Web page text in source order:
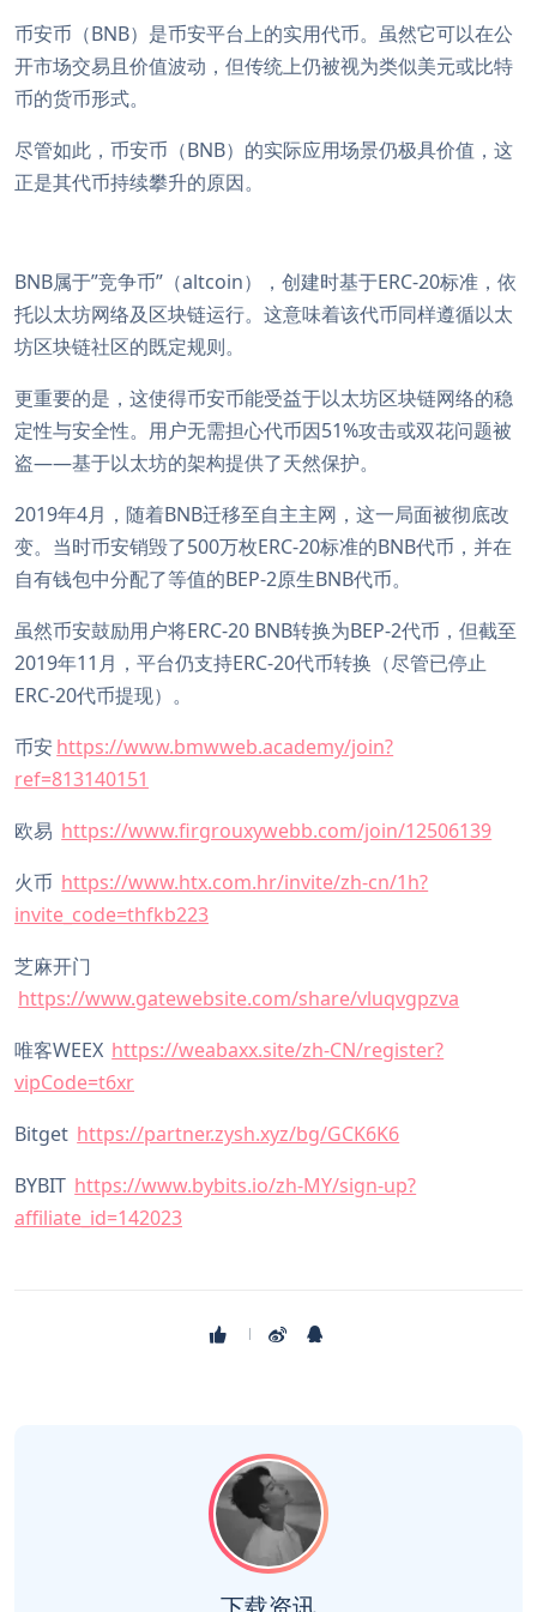
币安币（BNB）是币安平台上的实用代币。虽然它可以在公
开市场交易且价值波动，但传统上仍被视为类似美元或比特
币的货币形式。
尽管如此，币安币（BNB）的实际应用场景仍极具价值，这
正是其代币持续攀升的原因。
BNB属于”竞争币”（altcoin），创建时基于ERC-20标准，依
托以太坊网络及区块链运行。这意味着该代币同样遵循以太
坊区块链社区的既定规则。
更重要的是，这使得币安币能受益于以太坊区块链网络的稳
定性与安全性。用户无需担心代币因51%攻击或双花问题被
盗——基于以太坊的架构提供了天然保护。
2019年4月，随着BNB迁移至自主主网，这一局面被彻底改
变。当时币安销毁了500万枚ERC-20标准的BNB代币，并在
自有钱包中分配了等值的BEP-2原生BNB代币。
虽然币安鼓励用户将ERC-20 BNB转换为BEP-2代币，但截至
2019年11月，平台仍支持ERC-20代币转换（尽管已停止
ERC-20代币提现）。
币安https://www.bmwweb.academy/join?
ref=813140151
欧易 https://www.firgrouxywebb.com/join/12506139
火币 https://www.htx.com.hr/invite/zh-cn/1h?
invite_code=thfkb223
芝麻开门
https://www.gatewebsite.com/share/vluqvgpzva
唯客WEEX https://weabaxx.site/zh-CN/register?
vipCode=t6xr
Bitget https://partner.zysh.xyz/bg/GCK6K6
BYBIT https://www.bybits.io/zh-MY/sign-up?
affiliate_id=142023